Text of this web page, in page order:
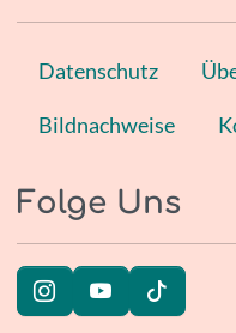
Datenschutz
Bildnachweise
Folge Uns